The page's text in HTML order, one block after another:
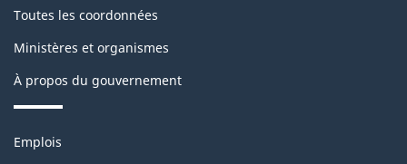
o
n
t
l
o
c
k
Toutes les coordonnées
Ministères et organismes
À propos du gouvernement
Thèmes
Emplois